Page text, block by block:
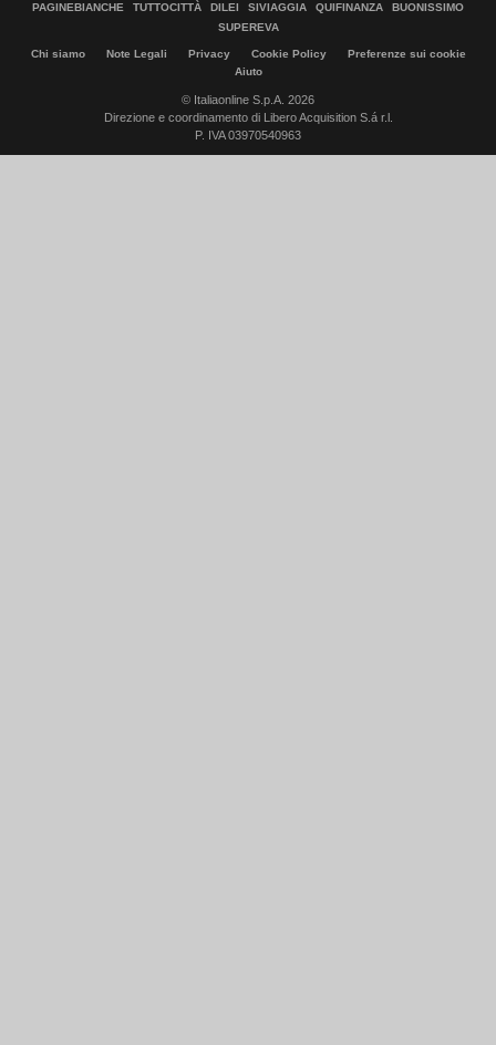
PAGINEBIANCHE
TUTTOCITTÀ DILEI SIVIAGGIA QUIFINANZA
BUONISSIMO
SUPEREVA
Chi siamo Note Legali Privacy Cookie Policy
Preferenze sui cookie
Aiuto
© Italiaonline S.p.A. 2026
Direzione e coordinamento di Libero Acquisition S.á r.l.
P. IVA 03970540963